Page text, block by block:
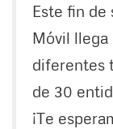
Este fin de
Móvil llega
diferentes
de 30
¡Te